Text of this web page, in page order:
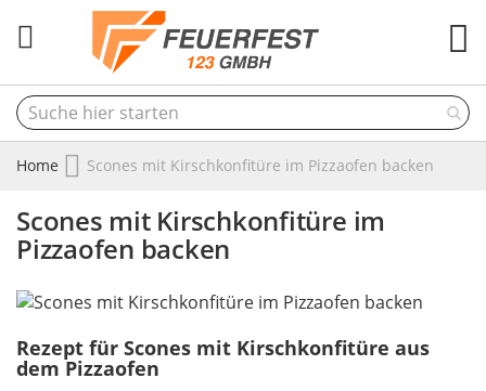
Home Scones mit Kirschkonfitüre im Pizzaofen backen
Scones mit Kirschkonfitüre im
Pizzaofen backen
Rezept für Scones mit Kirschkonfitüre aus
dem Pizzaofen